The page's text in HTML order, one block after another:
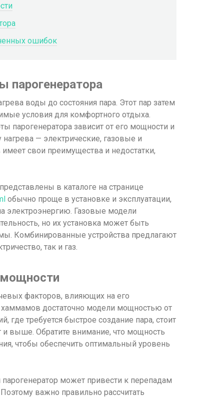
ошибок
парогенератора
воды до состояния пара. Этот пар затем
условия для комфортного отдыха.
парогенератора зависит от его мощности и
— электрические, газовые и
свои преимущества и недостатки,
в каталоге на странице
обычно проще в установке и эксплуатации,
электроэнергию. Газовые модели
но их установка может быть
Комбинированные устройства предлагают
так и газ.
факторов, влияющих на его
достаточно модели мощностью от
требуется быстрое создание пара, стоит
выше. Обратите внимание, что мощность
чтобы обеспечить оптимальный уровень
может привести к перепадам
важно правильно рассчитать